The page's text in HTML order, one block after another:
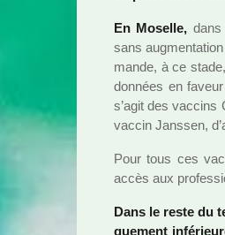
En Moselle,
sans
mande, à ce
don­nées en
s’agit des vac­cins
vaccin Janssen,
Pour tous ces
accès aux
Dans le reste du
que­ment